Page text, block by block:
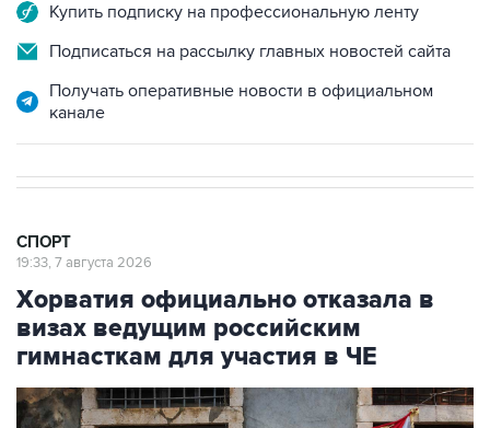
Купить подписку на профессиональную ленту
Подписаться на рассылку главных новостей сайта
Получать оперативные новости в официальном
канале
СПОРТ
19:33, 7 августа 2026
Хорватия официально отказала в
визах ведущим российским
гимнасткам для участия в ЧЕ